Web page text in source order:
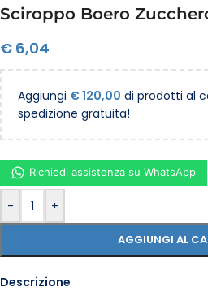
Sciroppo Boero
€ 6,04
Aggiungi €120,00 di prodotti al
spedizione gratuita!
- +
AGGIUNGI AL
Richiedi assistenza su WhatsApp
Descrizione